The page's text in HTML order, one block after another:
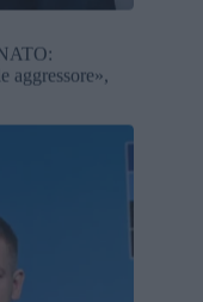
aggressore»,